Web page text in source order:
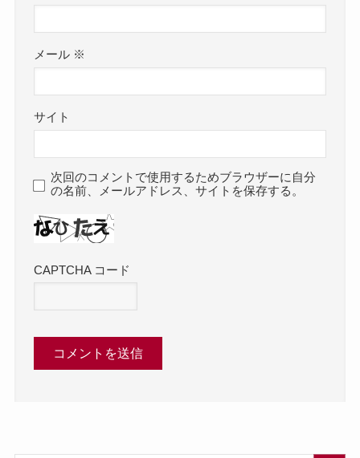
メール ※
サイト
次回のコメントで使用するためブラウザーに自分
の名前、メールアドレス、サイトを保存する。
CAPTCHA コード